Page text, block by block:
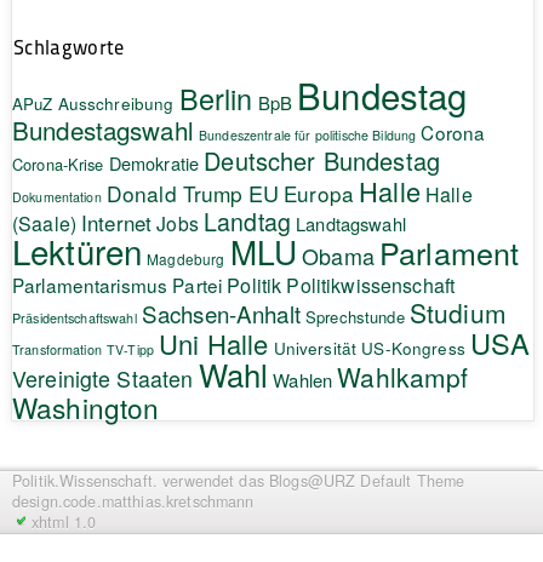
Schlagworte
APuZ Ausschreibung Berlin BpB Bundestag
Bundestagswahl Bundeszentrale für politische Bildung Corona
Corona-Krise Demokratie Deutscher Bundestag
Dokumentation Donald Trump EU Europa Halle Halle
(Saale) InternetJobs Landtag Landtagswahl
Lektüren Magdeburg MLU Obama Parlament
Parlamentarismus Partei Politik Politikwissenschaft
Präsidentschaftswahl Sachsen-Anhalt Sprechstunde Studium
Transformation TV-Tipp Uni Halle Universität US-Kongress USA
Vereinigte Staaten Wahl Wahlen Wahlkampf
Washington
Politik.Wissenschaft. verwendet das Blogs@URZ Default Theme
design.code.matthias.kretschmann
xhtml 1.0